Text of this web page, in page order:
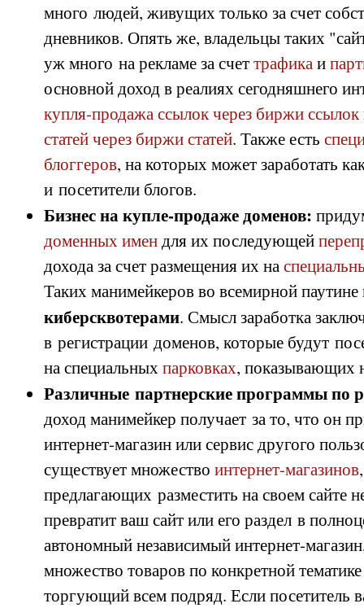
много людей, живущих только за счет
дневников. Опять же, владельцы таких
уж много на рекламе за счеттрафикаи
основной доход в реалиях сегодняшнего
купля-продажа ссылок через биржи ссылок
статей через биржи статей. Также есть
блоггеров, на которых может заработать
и посетители блогов.
Бизнес на купле-продаже доменов:
доменных имендля их последующей
дохода за счет размещения их на
Таких манимейкеров во всемирной
киберсквотерами. Смысл заработка
в регистрации доменов, которые будут
на специальныхпарковках, показывающих
Различные партнерские программы по
доход манимейкер получает за то, что он
интернет-магазин или сервис другого
существует множество интернет-магазинов,
предлагающих разместить на своем сайте
превратит ваш сайт или его раздел в
автономный независимый интернет-
множество товаров по конкретной
торгующий всем подряд. Если посетитель